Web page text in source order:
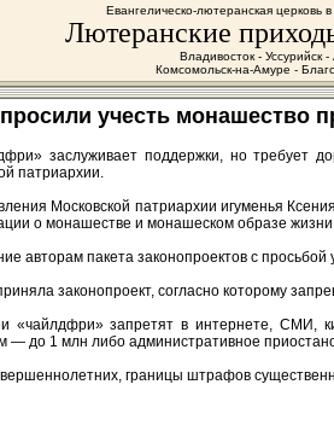
Евангелическо-лютеранская церковь
Лютеранские
Владивосток - Уссурийск
Комсомольск-на-Амуре -
учесть монашество
заслуживает поддержки, но требует
патриархии.
Московской патриархии игуменья
о монашестве и монашеском образе
авторам пакета законопроектов с
законопроект, согласно которому
«чайлдфри» запретят в интернете,
до 1 млн либо административное
границы штрафов